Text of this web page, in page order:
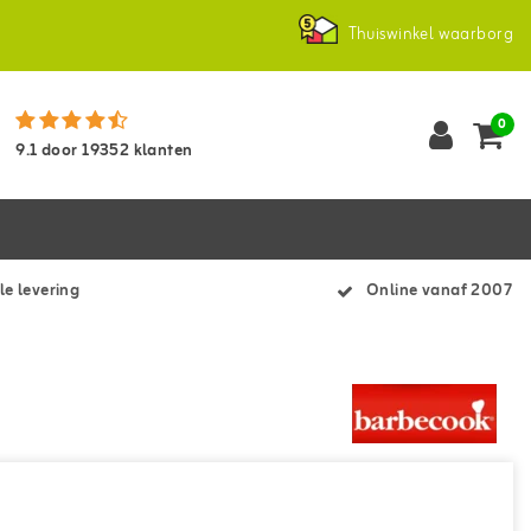
Thuiswinkel waarborg
9.1door19352klanten
0
levering Online vanaf 2007